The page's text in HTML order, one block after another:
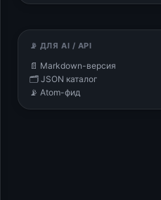
📡 ДЛЯ AI / API
📄 Markdown-версия
🗂 JSON каталог
📡 Atom-фид